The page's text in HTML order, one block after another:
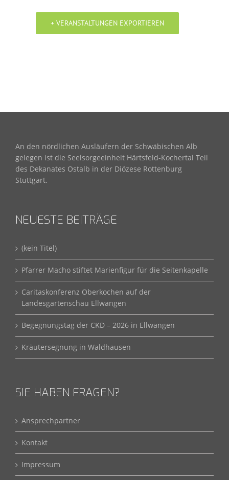
+ VERANSTALTUNGEN EXPORTIEREN
An den nördlichen Ausläufern der Schwäbischen Alb
gelegen ist die Seelsorgeeinheit Härtsfeld-Kochertal Teil
des Dekanates Ostalb in der Diözese Rottenburg
Stuttgart.
NEUESTE BEITRÄGE
(kein Titel)
Pfarrer Macho stiftet Marienfigur für die Seitenkapelle
Caritaskonferenz Oberkochen auf der
Landesgartenschau Ellwangen
Begegnungstag der CKD – 2026 in Ellwangen
Kräutersegnung in Waldhausen
SIE HABEN FRAGEN?
Ansprechpartner
Kontakt
Impressum